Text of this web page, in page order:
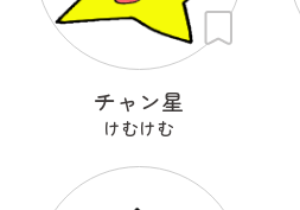
チャン星
けむけむ